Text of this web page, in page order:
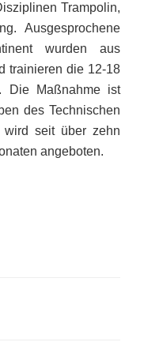
Trampolin,
Ausgesprochene
wurden aus
trainieren die 12-18
Die Maßnahme ist
des Technischen
wird seit über zehn
angeboten.